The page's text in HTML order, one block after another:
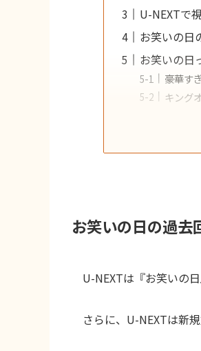
U-NEXTで
お笑いの日
お笑いの日
豪華す
キング
お笑いの日の過去
U-NEXTは『お笑いの
さらに、U-NEXTは新